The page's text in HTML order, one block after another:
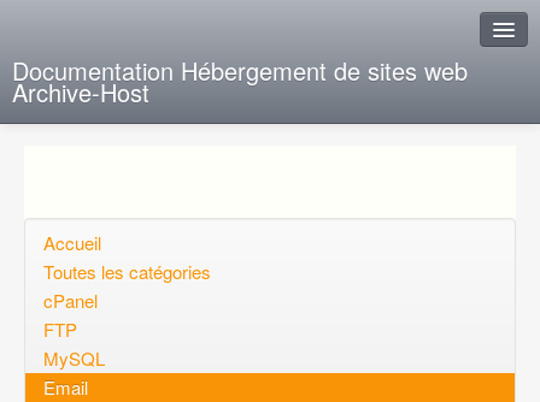
Documentation Hébergement de sites web
Archive-Host
Questions ouvertes
Voulez-vous vous inscrire?
Connexion
Accueil
Toutes les catégories
cPanel
FTP
MySQL
Email